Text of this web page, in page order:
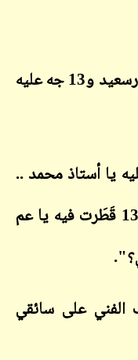
ملاحظ أبيس: "صرّحت لبورسعيد و13 جه عليه
يا أستاذ محمد ..
صرحت لإيه يا جدعان؟ .. 13 قَطَرت فيه يا عم
الفني على سائقي